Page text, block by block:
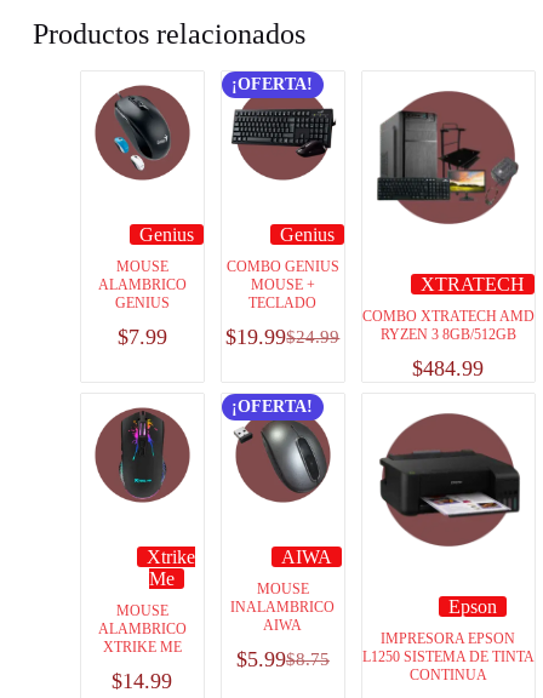
Productos relacionados
Genius
MOUSE
ALAMBRICO
GENIUS
$7.99
¡OFERTA!
Genius
COMBO GENIUS
MOUSE +
TECLADO
$24.99
$19.99
XTRATECH
COMBO XTRATECH AMD
RYZEN 3 8GB/512GB
$484.99
Xtrike
Me
MOUSE
ALAMBRICO
XTRIKE ME
$14.99
¡OFERTA!
AIWA
MOUSE
INALAMBRICO
AIWA
$8.75
$5.99
Epson
IMPRESORA EPSON
L1250 SISTEMA DE TINTA
CONTINUA